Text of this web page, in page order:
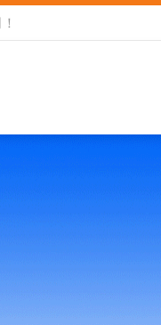
！